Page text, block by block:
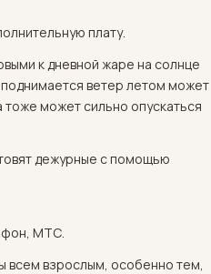
плату.
к дневной жаре на солнце
ветер летом может
может сильно опускаться
дежурные с помощью
МТС.
всем взрослым, особенно тем,